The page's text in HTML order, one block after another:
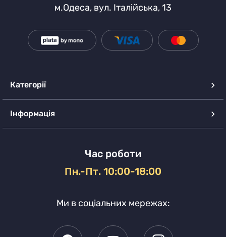
м.Одеса, вул. Італійська, 13
Категорії
Інформація
Час роботи
Пн.-Пт. 10:00-18:00
Ми в соціальних мережах: